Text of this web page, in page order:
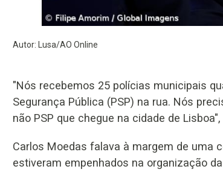
Autor: Lusa/AO Online
"Nós recebemos 25 polícias municipais
Segurança Pública (PSP) na rua. Nós
não PSP que chegue na cidade de
Carlos Moedas falava à margem de uma
estiveram empenhados na organização